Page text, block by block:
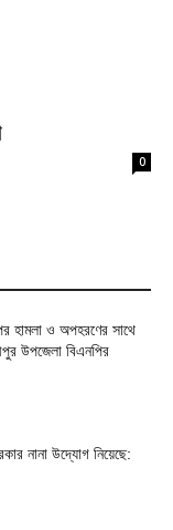
0
হামলা ও অপহরণের সাথে
উপজেলা বিএনপির
নানা উদ্যোগ নিয়েছে: